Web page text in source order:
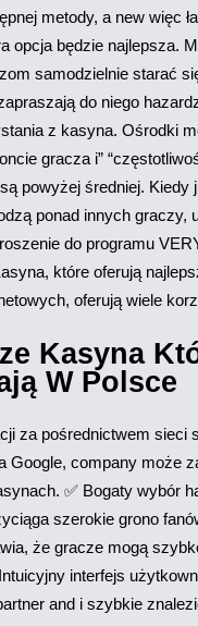
metody, a new więc
opcja będzie najlepsza.
samodzielnie starać
do niego
z kasyna. Ośrodki
gracza i”
powyżej średniej. Kiedy
ponad innych graczy,
do programu
które oferują
oferują wiele
Kasyna
W Polsce
za pośrednictwem sieci
Google, company może
✅ Bogaty wybór
szerokie grono
że gracze mogą
interfejs
and i szybkie